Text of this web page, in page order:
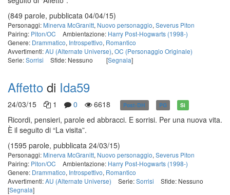
(849 parole, pubblicata 04/04/15)
Personaggi: Minerva McGranitt, Nuovo personaggio, Severus Piton
Pairing: Piton/OC Ambientazione: Harry Post-Hogwarts (1998-)
Genere: Drammatico, Introspettivo, Romantico
Avvertimenti:AU (Alternate Universe), OC (Personaggio Originale)
Serie:Sorrisi Sfide: Nessuno [Segnala]
Affetto di Ida59
24/03/15 1 0 6618 Post-DH PG Sì
Ricordi, pensieri, parole ed abbracci. E sorrisi. Per una nuova vita.
È il seguito di “La visita”.
(1595 parole, pubblicata 24/03/15)
Personaggi: Minerva McGranitt, Nuovo personaggio, Severus Piton
Pairing: Piton/OC Ambientazione: Harry Post-Hogwarts (1998-)
Genere: Drammatico, Introspettivo, Romantico
Avvertimenti:AU (Alternate Universe) Serie:Sorrisi
Sfide: Nessuno
[Segnala]